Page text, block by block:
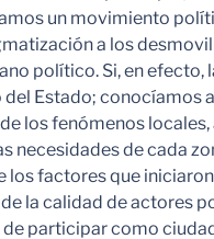
un movimiento
a los
político. Si, en
Estado; conocíamos
los fenómenos
necesidades de cada
los factores que
la calidad de actores
participar como